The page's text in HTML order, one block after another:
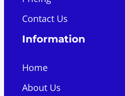
Contact Us
Information
Home
About Us